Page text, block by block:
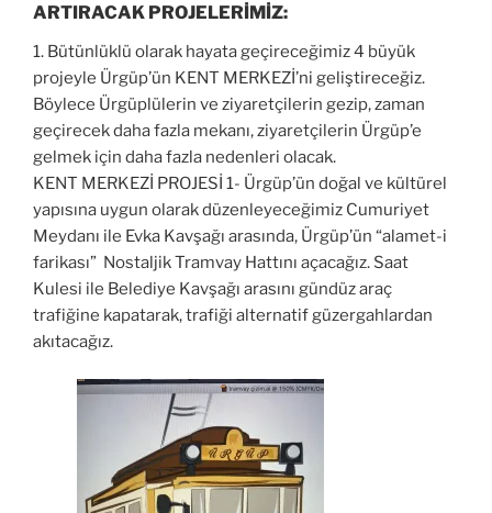
ARTIRACAK PROJELERİMİZ:
1. Bütünlüklü olarak hayata geçireceğimiz 4 büyük
projeyle Ürgüp’ün KENT MERKEZİ’ni geliştireceğiz.
Böylece Ürgüplülerin ve ziyaretçilerin gezip, zaman
geçirecek daha fazla mekanı, ziyaretçilerin Ürgüp’e
gelmek için daha fazla nedenleri olacak.
KENT MERKEZİ PROJESİ 1- Ürgüp’ün doğal ve kültürel
yapısına uygun olarakdüzenleyeceğimiz Cumuriyet
Meydanı ile Evka Kavşağı arasında, Ürgüp’ün “alamet-i
farikası” Nostaljik Tramvay Hattını açacağız. Saat
Kulesi ile Belediye Kavşağı arasını gündüzaraç
trafiğine kapatarak,trafiği alternatif güzergahlardan
akıtacağız.